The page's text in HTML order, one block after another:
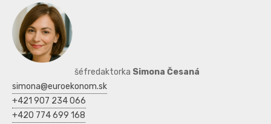
šéfredaktorka Simona Česaná
simona@euroekonom.sk
+421 907 234 066
+420 774 699 168